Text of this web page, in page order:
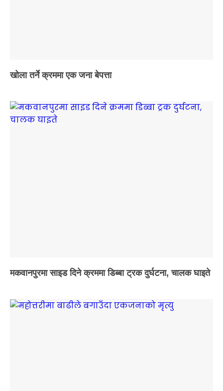
खोला तर्ने क्रममा एक जना बेपत्ता
मकवानपुरमा साइड दिने क्रममा डिब्बा ट्रक दुर्घटना, चालक घाइते